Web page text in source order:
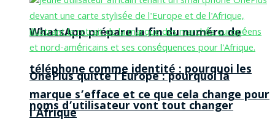
WhatsApp prépare la fin du numéro de
téléphone comme identité : pourquoi les
noms d’utilisateur vont tout changer
OnePlus quitte l’Europe : pourquoi la
marque s’efface et ce que cela change pour
l’Afrique